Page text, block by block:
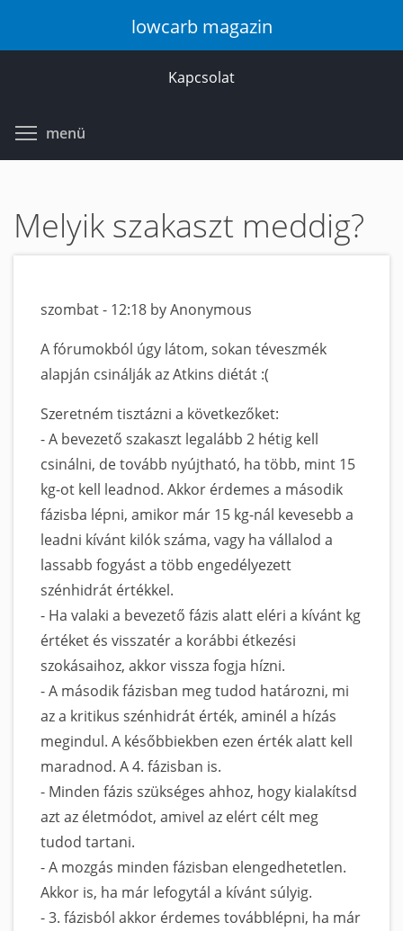
lowcarb magazin
Kapcsolat
menü
Melyik szakaszt meddig?
szombat - 12:18 by Anonymous
A fórumokból úgy látom, sokan téveszmék
alapján csinálják az Atkins diétát :(
Szeretném tisztázni a következőket:
- A bevezető szakaszt legalább 2 hétig kell
csinálni, de tovább nyújtható, ha több, mint 15
kg-ot kell leadnod. Akkor érdemes a második
fázisba lépni, amikor már 15 kg-nál kevesebb a
leadni kívánt kilók száma, vagy ha vállalod a
lassabb fogyást a több engedélyezett
szénhidrát értékkel.
- Ha valaki a bevezető fázis alatt eléri a kívánt kg
értéket és visszatér a korábbi étkezési
szokásaihoz, akkor vissza fogja hízni.
- A második fázisban meg tudod határozni, mi
az a kritikus szénhidrát érték, aminél a hízás
megindul. A későbbiekben ezen érték alatt kell
maradnod. A 4. fázisban is.
- Minden fázis szükséges ahhoz, hogy kialakítsd
azt az életmódot, amivel az elért célt meg
tudod tartani.
- A mozgás minden fázisban elengedhetetlen.
Akkor is, ha már lefogytál a kívánt súlyig.
- 3. fázisból akkor érdemes továbblépni, ha már